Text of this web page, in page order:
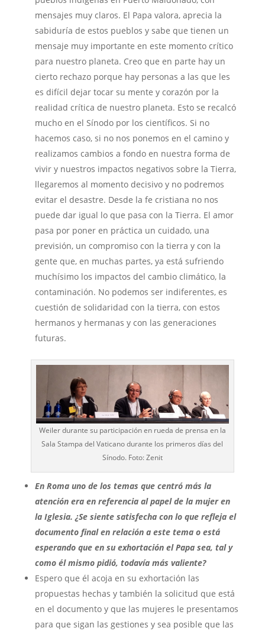
mensajes muy claros. El Papa valora, aprecia la
sabiduría de estos pueblos y sabe que tienen un
mensaje muy importante en este momento crítico
para nuestro planeta. Creo que en parte hay un
cierto rechazo porque hay personas a las que les
es difícil dejar tocar su mente y corazón por la
realidad crítica de nuestro planeta. Esto se recalcó
mucho en el Sínodo por los científicos. Si no
hacemos caso, si no nos ponemos en el camino y
realizamos cambios a fondo en nuestra forma de
vivir y nuestros impactos negativos sobre la Tierra,
llegaremos al momento decisivo y no podremos
evitar el desastre. Desde la fe cristiana no nos
puede dar igual lo que pasa con la Tierra. El amor
pasa por poner en práctica un cuidado, una
previsión, un compromiso con la tierra y con la
gente que, en muchas partes, ya está sufriendo
muchísimo los impactos del cambio climático, la
contaminación. No podemos ser indiferentes, es
cuestión de solidaridad con la tierra, con estos
hermanos y hermanas y con las generaciones
futuras.
Weiler durante su participación en rueda de prensa en la
Sala Stampa del Vaticano durante los primeros días del
Sínodo. Foto: Zenit
En Roma uno de los temas que centró más la
atención era en referencia al papel de la mujer en
la Iglesia. ¿Se siente satisfecha con lo que refleja el
documento final en relación a este tema o está
esperando que en su exhortación el Papa sea, tal y
como él mismo pidió, todavía más valiente?
Espero que él acoja en su exhortación las
propuestas hechas y también la solicitud que está
en el documento y que las mujeres le presentamos
para que sigan las gestiones y sea posible que las